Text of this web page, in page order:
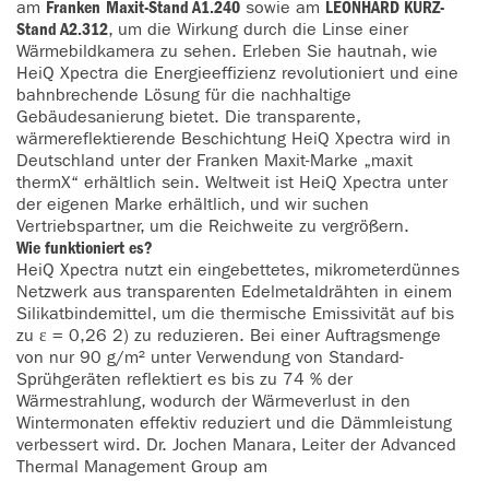
am Franken Maxit-Stand A1.240 sowie am LEONHARD KURZ-
Stand A2.312, um die Wirkung durch die Linse einer
Wärmebildkamera zu sehen. Erleben Sie hautnah, wie
HeiQ Xpectra die Energieeffizienz revolutioniert und eine
bahnbrechende Lösung für die nachhaltige
Gebäudesanierung bietet. Die transparente,
wärmereflektierende Beschichtung HeiQ Xpectra wird in
Deutschland unter der Franken Maxit-Marke „maxit
thermX“ erhältlich sein. Weltweit ist HeiQ Xpectra unter
der eigenen Marke erhältlich, und wir suchen
Vertriebspartner, um die Reichweite zu vergrößern.
Wie funktioniert es?
HeiQ Xpectra nutzt ein eingebettetes, mikrometerdünnes
Netzwerk aus transparenten Edelmetaldrähten in einem
Silikatbindemittel, um die thermische Emissivität auf bis
zu ε = 0,26 2) zu reduzieren. Bei einer Auftragsmenge
von nur 90 g/m² unter Verwendung von Standard-
Sprühgeräten reflektiert es bis zu 74 % der
Wärmestrahlung, wodurch der Wärmeverlust in den
Wintermonaten effektiv reduziert und die Dämmleistung
verbessert wird. Dr. Jochen Manara, Leiter der Advanced
Thermal Management Group am